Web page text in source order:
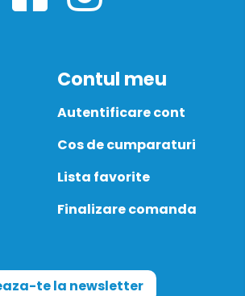
Contul meu
Autentificare cont
Cos de cumparaturi
Lista favorite
Finalizare comanda
te la newsletter